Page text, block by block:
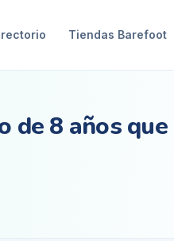
Tiendas Barefoot
de 8 años